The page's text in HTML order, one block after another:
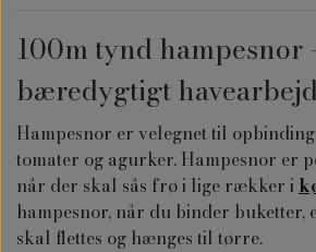
100m tynd hampesnor
bæredygtigt
Hampesnor er velegnet til
tomater og agurker. Hampesnor er
når der skal sås frø i lige rækker i
hampesnor, når du binder buketter,
skal flettes og hænges til tørre.